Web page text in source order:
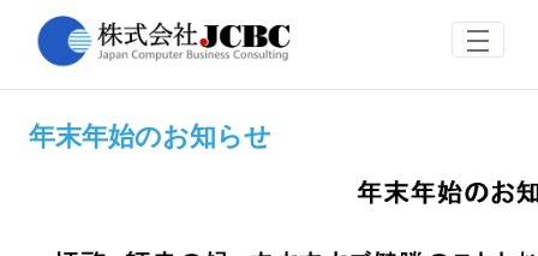
Ugrás a fő tartalomhoz
年末年始のお知らせ
年末年始のお知らせ